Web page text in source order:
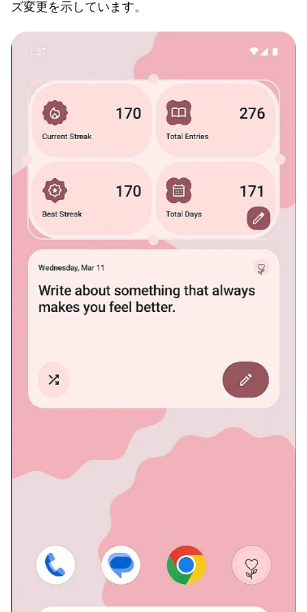
ズ変更を示しています。